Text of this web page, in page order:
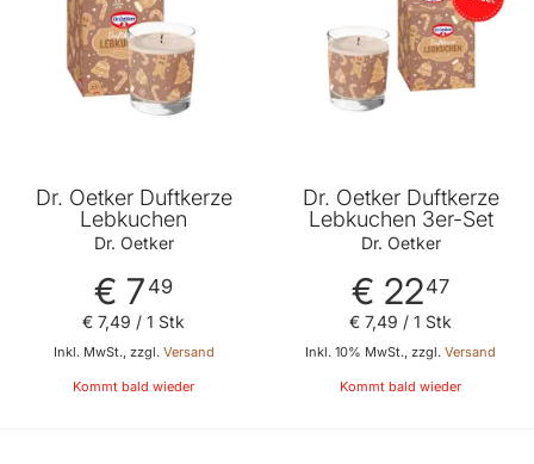
Dr. Oetker Duftkerze
Lebkuchen
Dr. Oetker
€ 7 49
Inkl. MwSt., zzgl. Versand
€ 7,49 / 1 Stk
Kommt bald wieder
Dr. Oetker Duftkerze
Lebkuchen 3er-Set
Dr. Oetker
€ 2247
Inkl. 10% MwSt., zzgl. Versand
€ 7,49 / 1 Stk
Kommt bald wieder